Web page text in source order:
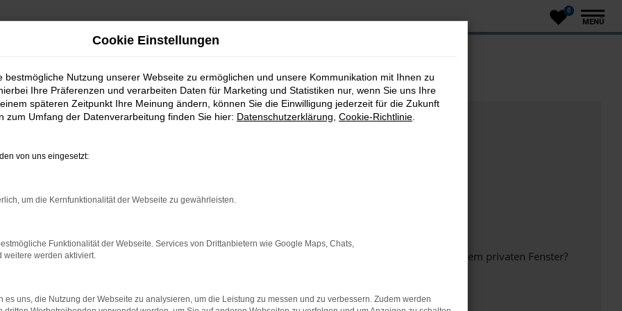
0
MENÜ
bestimmter Seiten verhindern. Funktioniert die Seite in einem anderen Browser oder in einem privaten Fenster?
beheben.
Cookie Einstellungen
bestmögliche Nutzung unserer Webseite zu ermöglichen und unsere Kommunikation mit Ihnen zu
Ihre Präferenzen und verarbeiten Daten für Marketing und Statistiken nur, wenn Sie uns Ihre
späteren Zeitpunkt Ihre Meinung ändern, können Sie die Einwilligung jederzeit für die Zukunft
zum Umfang der Datenverarbeitung finden Sie hier: Datenschutzerklärung Cookie-Richtlinie
von uns eingesetzt:
um die Kernfunktionalität der Webseite zu gewährleisten.
Funktionalität der Webseite. Services von Drittanbietern wie Google Maps, Chats,
weitere werden aktiviert.
es uns, die Nutzung der Webseite zu analysieren, um die Leistung zu messen und zu verbessern. Zudem werden